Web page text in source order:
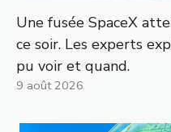
Une fusée SpaceX
ce soir. Les experts
pu voir et quand.
9 août 2026